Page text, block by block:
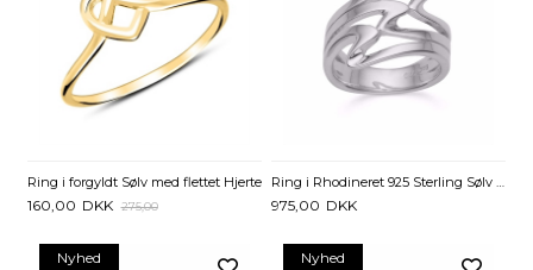
Ring i forgyldt Sølv med flettet Hjerte
160,00 DKK 275,00
Ring i Rhodineret 925 Sterling Sølv fra Guld & Sølv Design
975,00 DKK
Nyhed Nyhed